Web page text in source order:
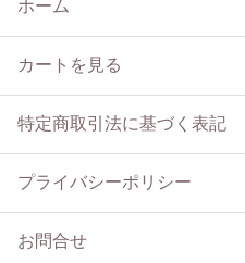
ホーム
カートを見る
特定商取引法に基づく表記
プライバシーポリシー
お問合せ